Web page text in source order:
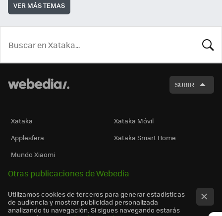
VER MÁS TEMAS
SUBIR
Xataka
Xataka Móvil
Applesfera
Xataka Smart Home
Mundo Xiaomi
Otras publicaciones de Webedia
Utilizamos cookies de terceros para generar estadísticas
de audiencia y mostrar publicidad personalizada
analizando tu navegación. Si sigues navegando estarás